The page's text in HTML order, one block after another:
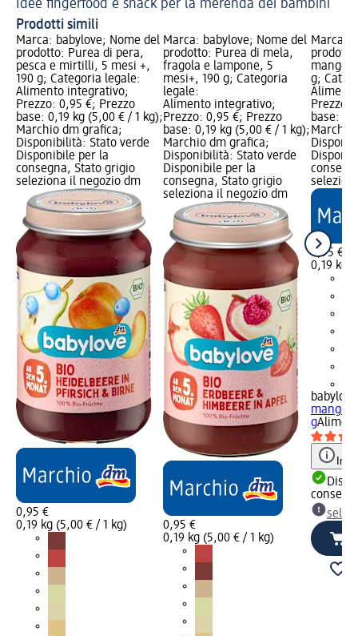
Idee fingerfood e snack per la merenda dei bambini
Prodotti simili
Marca: babylove; Nome del
prodotto: Purea di pera,
pesca e mirtilli, 5 mesi +,
190 g; Categoria legale:
Alimento integrativo;
Prezzo: 0,95 €; Prezzo
base: 0,19 kg (5,00 € / 1 kg);
Marchio dm grafica;
Disponibilità: Stato verde
Disponibile per la
consegna, Stato grigio
seleziona il negozio dm
0,95 €
0,19 kg (5,00 € / 1 kg)
Marca: babylove; Nome del
prodotto: Purea di mela,
fragola e lampone, 5
mesi+, 190 g; Categoria
legale:
Alimento integrativo;
Prezzo: 0,95 €; Prezzo
base: 0,19 kg (5,00 € / 1 kg);
Marchio dm grafica;
Disponibilità: Stato verde
Disponibile per la
consegna, Stato grigio
seleziona il negozio dm
0,95 €
0,19 kg (5,00 € / 1 kg)
Marca:
mango
g;
Prezzo:
base:
Marchio
0,95 €
0,19 kg
babylove
mango
g